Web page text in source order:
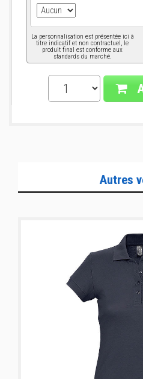
La personnalisation est présentée ici à
titre indicatif et non contractuel, le
produit final est conforme aux
standards du marché.
Autres